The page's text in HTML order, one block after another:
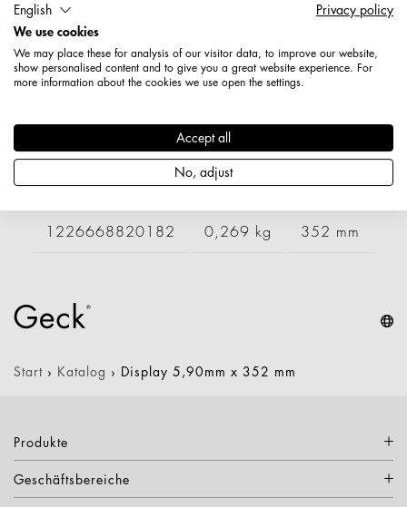
Durchmesser / Stärke: 5,9 mm
Nettogewicht: 0,290 kg
Varianten
Artikelnummer Gewicht Länge
1226648820182 0,116 kg
1226668820182 0,269 kg 352 mm
Start › Katalog › Display 5,90mm x 352 mm
Produkte
Geschäftsbereiche
English
Privacy policy
We use cookies
We may place these for analysis of our visitor data, to improve our website,
show personalised content and to give you a great website experience. For
more information about the cookies we use open the settings.
Accept all
No, adjust